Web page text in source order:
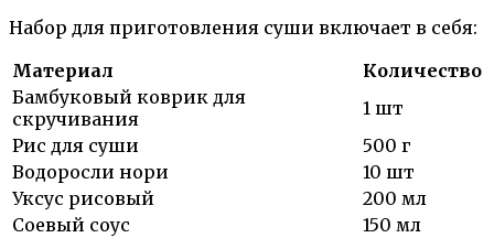
Набор для приготовления суши включает в себя:
Материал
Количество
Бамбуковый коврик для
скручивания
1 шт
Рис для суши
500 г
Водоросли нори
10 шт
Уксус рисовый
200 мл
Соевый соус
150 мл